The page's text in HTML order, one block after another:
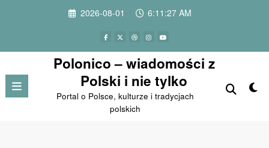
2026-08-01 6:11:28 AM
Polonico – wiadomości z
Polski i nie tylko
Portal o Polsce, kulturze i tradycjach
polskich